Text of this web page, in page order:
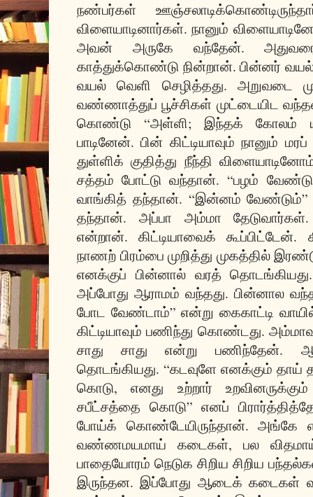
நண்பர்கள்
விளையாடினார்கள். நானும்
அவன் அருகே வந்தேன்.
காத்துக்கொண்டு நின்றான். பின்னர்
வயல் வெளி செழித்தது. அறுவடை
வண்ணாத்துப் பூச்சிகள் முட்டையிட
கொண்டு “அள்ளி; இந்தக் கோலம்
பாடினேன். பின் கிட்டியாவும் நானும்
துள்ளிக் குதித்து நீந்தி
சத்தம் போட்டு வந்தான். “பழம்
வாங்கித் தந்தான். “இன்னம்
தந்தான். அப்பா அம்மா
என்றான். கிட்டியாவைக் கூப்பிட்டேன்.
நாணற் பிரம்பை முறித்து முகத்தில்
எனக்குப் பின்னால் வரத்
அப்போது ஆராமம் வந்தது. பின்னால வந்த
போட வேண்டாம்” என்று கைகாட்டி
கிட்டியாவும் பணிந்து கொண்டது.
சாது சாது என்று பணிந்தேன்.
தொடங்கியது. “கடவுளே எனக்கும்
கொடு, எனது உற்றார்
சபீட்சத்தை கொடு” எனப்
போய்க் கொண்டேயிருந்தான். அங்கே
வண்ணமயமாய் கடைகள், பல விதமாய்
பாதையோரம் நெடுக சிறிய சிறிய
இருந்தன. இப்போது ஆடைக் கடைகள்